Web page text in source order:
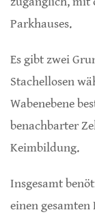
Parkhauses.
Es gibt zwei
Stachellosen
Wabenebene
benachbarter
Keimbildung.
Insgesamt
einen